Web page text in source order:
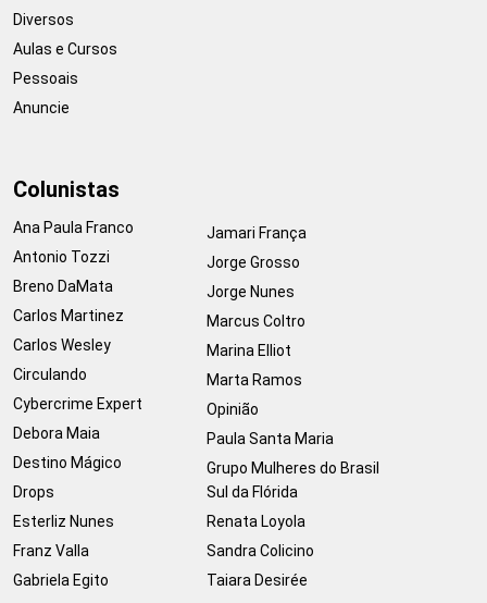
Diversos
Aulas e Cursos
Pessoais
Anuncie
Colunistas
Ana Paula Franco
Antonio Tozzi
Breno DaMata
Carlos Martinez
Carlos Wesley
Circulando
Cybercrime Expert
Debora Maia
Destino Mágico
Drops
Esterliz Nunes
Franz Valla
Gabriela Egito
Jamari França
Jorge Grosso
Jorge Nunes
Marcus Coltro
Marina Elliot
Marta Ramos
Opinião
Paula Santa Maria
Grupo Mulheres do Brasil
Sul da Flórida
Renata Loyola
Sandra Colicino
Taiara Desirée